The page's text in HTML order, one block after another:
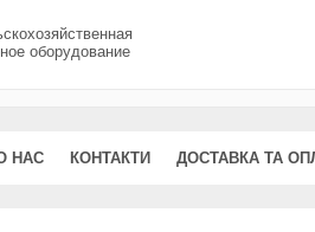
оборудование
НАС КОНТАКТИ ДОСТАВКА ТА